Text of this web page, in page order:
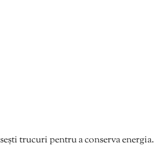
trucuri pentru a conserva energia.